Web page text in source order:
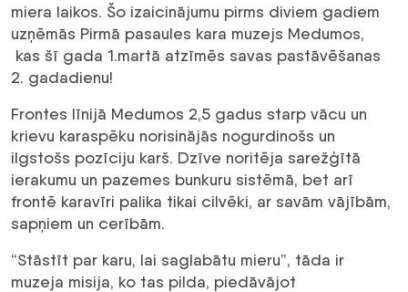
miera laikos. Šo izaicinājumu pirms diviem gadiem
uzņēmās Pirmā pasaules kara muzejs Medumos,
kas šī gada 1.martā atzīmēs savas pastāvēšanas
2. gadadienu!
Frontes līnijā Medumos 2,5 gadus starp vācu un
krievu karaspēku norisinājās nogurdinošs un
ilgstošs pozīciju karš. Dzīve noritēja sarežģītā
ierakumu un pazemes bunkuru sistēmā, bet arī
frontē karavīri palika tikai cilvēki, ar savām vājībām,
sapņiem un cerībām.
“Stāstīt par karu, lai saglabātu mieru”, tāda ir
muzeja misija, ko tas pilda, piedāvājot